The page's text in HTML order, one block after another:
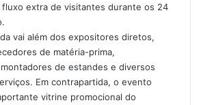
extra de visitantes durante os 24
vai além dos expositores diretos,
de matéria-prima,
de estandes e diversos
Em contrapartida, o evento
vitrine promocional do